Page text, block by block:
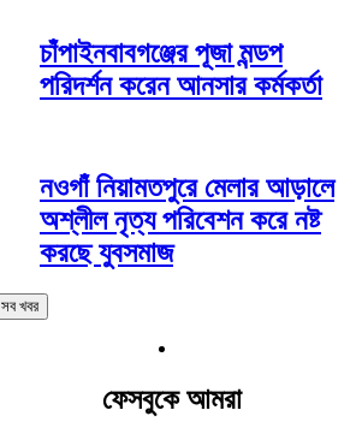
চাঁপাইনবাবগঞ্জের পূজা মন্ডপ
পরিদর্শন করেন আনসার কর্মকর্তা
নওগাঁ নিয়ামতপুরে মেলার আড়ালে
অশ্লীল নৃত্য পরিবেশন করে নষ্ট
করছে যুবসমাজ
সব খবর
ফেসবুকে আমরা